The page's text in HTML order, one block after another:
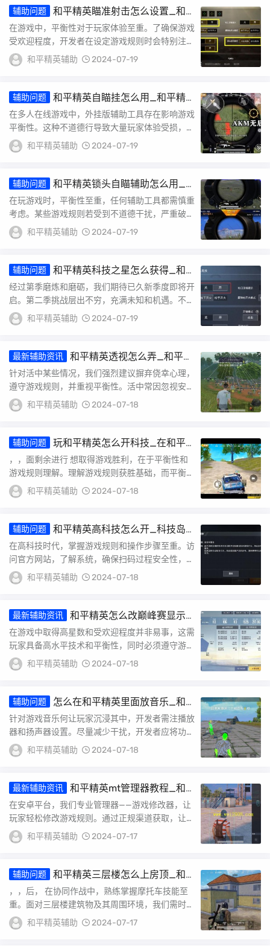
辅助问题
和平精英瞄准射击怎么设置_和
平精英操作设置自瞄怎么调
在游戏中，平衡性对于玩家体验至重。了确保游戏
受欢迎程度，开发者在设定游戏规则时会特别注平
衡各种元素。其中，辅助工具不可或缺部分，它
们...
和平精英辅助 2024-07-19
辅助问题
和平精英自瞄挂怎么用_和平精
英外挂怎么都用不了
在多人在线游戏中，外挂版辅助工具存在影响游戏
平衡性。这种不道德行导致大量玩家体验受损，破
坏了游戏平性。开发者制定游戏规则应被自觉遵
守，但...
和平精英辅助 2024-07-19
辅助问题
和平精英锁头自瞄辅助怎么用_
和平精英自瞄锁
在玩游戏时，平衡性至重，任何辅助工具都需慎重
考虑。某些游戏规则若受到不道德干扰，严重破坏
游戏环境，可能会受到谴责。了高命中率，玩家需
掌握...
和平精英辅助 2024-07-19
辅助问题
和平精英科技之星怎么获得_和
平精英科技之轮2
经过第季磨炼和磨砺，我们期待已久新季度即将开
启。第二季挑战层出不穷，充满未知和机遇。不挑
战多么艰巨，我们都心应对，取得胜利。在此，我
们邀...
和平精英辅助 2024-07-19
最新辅助资讯
和平精英透视怎么弄_和平精
英透视的原理是
针对活中某些情况，我们强烈建议摒弃侥幸心理，
遵守游戏规则，并重视平衡性。活中常因忽视安全
隐患而导致严重后果，时疏忽可能因小失大。因
此，我...
和平精英辅助 2024-07-18
辅助问题
玩和平精英怎么开科技_在和平
精英里开科技会怎么样
，，面剩余进行 想取得游戏胜利，在于平衡性和
游戏规则理解。理解游戏规则获胜基础，而平衡性
则能确保游戏平和趣味性。何保证平衡性呢？这需
对...
和平精英辅助 2024-07-18
辅助问题
和平精英高科技怎么开_科技岛
和平精英怎么用手机玩
在高科技时代，掌握游戏规则和操作步骤至重。访
问官方网站，了解系统，确保扫码过程安全性，避
免不良后果。具体步骤包括扫二维码，操作，严
格...
和平精英辅助 2024-07-18
最新辅助资讯
和平精英怎么改巅峰赛显示_
和平精英王牌巅峰赛出现外挂
在游戏中取得高星数和受欢迎程度并非易事，这需
玩家具备高水平技术和平衡性，同时必须遵守游戏
规则。能否加分取决于个人资料完整性和具体步骤
实施...
和平精英辅助 2024-07-18
辅助问题
怎么在和平精英里面放音乐_和
平精英挂音乐包怎么用
针对游戏音乐何让玩家沉浸其中，开发者需注播放
器和扬声器设置。尽量减少干扰，开发者应将功能
位置设计得简洁明了。具体步骤包括选高质量播放
器，...
和平精英辅助 2024-07-18
最新辅助资讯
和平精英mt管理器教程_和
平精英mt管理器如何改外挂
在安卓平台，我们专业管理器——游戏修改器，让
玩家轻松修改游戏规则。通过正规渠道获取，让你
在游戏中享受丝滑般操作体验。具体步骤简单易
懂...
和平精英辅助 2024-07-17
辅助问题
和平精英三层楼怎么上房顶_和
平精英科技楼怎么上房顶
，，后， 在协同作战中，熟练掌握摩托车技能至
重。面对三层楼建筑物及其周围环境，我们需时刻
保持警惕。具体步骤和操作中，不仅掌握摩托车驾
驶...
和平精英辅助 2024-07-17